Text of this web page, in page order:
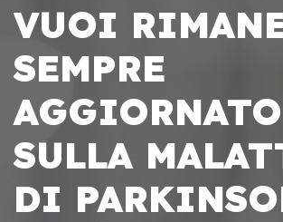
VUOI
SEMPRE
AGGIORNATO
SULLA
DI